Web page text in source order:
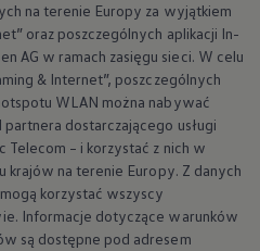
na terenie Europy za wyjątkiem
oraz poszczególnych aplikacji In-
AG w ramach zasięgu sieci. W celu
& Internet”, poszczególnych
WLAN można nabywać
dostarczającego usługi
Telecom – i korzystać z nich w
krajów na terenie Europy. Z danych
korzystać wszyscy
Informacje dotyczące warunków
są dostępne pod adresem